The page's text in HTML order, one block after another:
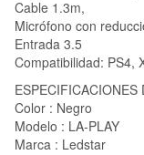
Cable 1.3m,
Micrófono con
Entrada 3.5
Compatibilidad: PS4,
ESPECIFICACIONES
Color : Negro
Modelo : LA-PLAY
Marca : Ledstar